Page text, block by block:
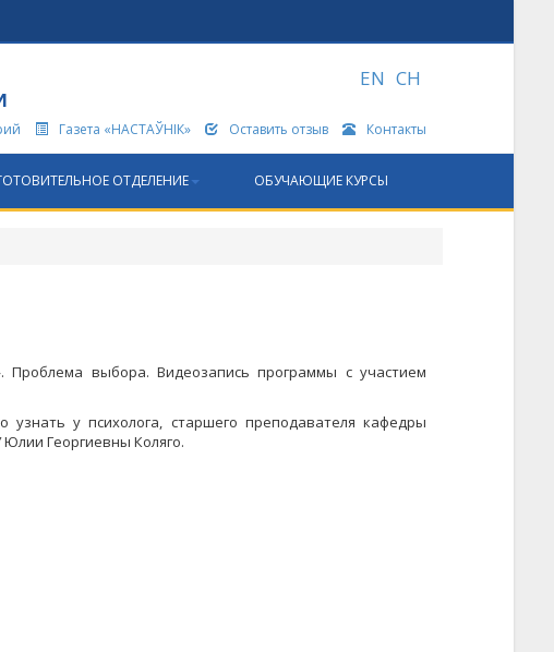
EN CH
Газета «НАСТАЎНІК» Оставить отзыв Контакты
ОТДЕЛЕНИЕ ОБУЧАЮЩИЕ КУРСЫ
Проблема выбора. Видеозапись программы с участием
у психолога, старшего преподавателя кафедры
Георгиевны Коляго.